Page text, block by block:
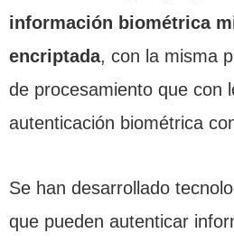
información biométrica
encriptada, con la misma
de procesamiento que con
autenticación biométrica
Se han desarrollado
que pueden autenticar